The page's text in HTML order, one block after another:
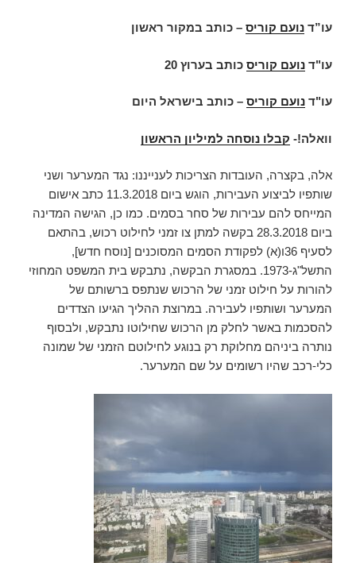
עו”ד נועם קוריס – כותב במקור ראשון
עו"ד נועם קוריס כותב בערוץ 20
עו"ד נועם קוריס – כותב בישראל היום
וואלה!- קבלו נוסחה למיליון הראשון
אלה, בקצרה, העובדות הצריכות לענייננו: נגד המערער ושני
שותפיו לביצוע העבירות, הוגש ביום 11.3.2018 כתב אישום
המייחס להם עבירות של סחר בסמים. כמו כן, הגישה המדינה
ביום 28.3.2018 בקשה למתן צו זמני לחילוט רכוש, בהתאם
לסעיף 36ו(א) לפקודת הסמים המסוכנים [נוסח חדש],
התשל"ג-1973. במסגרת הבקשה, נתבקש בית המשפט המחוזי
להורות על חילוט זמני של הרכוש שנתפס ברשותם של
המערער ושותפיו לעבירה. במרוצת ההליך הגיעו הצדדים
להסכמות באשר לחלק מן הרכוש שחילוטו נתבקש, ולבסוף
נותרה ביניהם מחלוקת רק בנוגע לחילוטם הזמני של שמונה
כלי-רכב שהיו רשומים על שם המערער.